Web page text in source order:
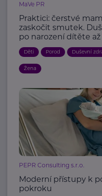
MaVe PR
Praktici: čerstvé
zaskočit smutek.
po narození dítěte
Děti Porod Duševní
Žena
PEPR Consulting s.r.o.
Moderní přístupy k
pokroku